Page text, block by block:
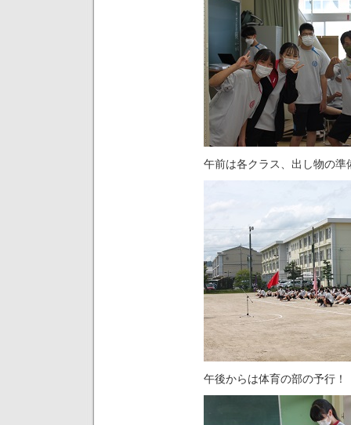
午前は各クラス、出し物の準
午後からは体育の部の予行！